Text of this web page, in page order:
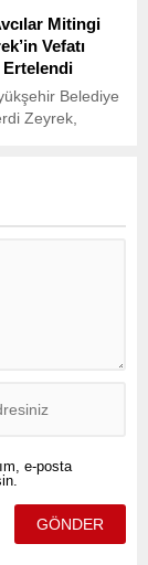
Mitingi
Vefatı
Ertelendi
Belediye
Zeyrek,
Zeyrek’in
e-posta